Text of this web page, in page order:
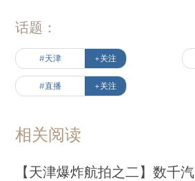
话题：
#天津 +关注
#直播 +关注
相关阅读
【天津爆炸航拍之二】数千汽